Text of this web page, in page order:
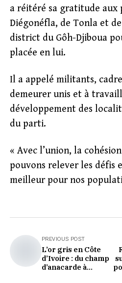
a réitéré sa gratitude aux
Diégonéfla, de Tonla et
district du Gôh-Djiboua
placée en lui.
Il a appelé militants,
demeurer unis et à
développement des
du parti.
« Avec l’union, la
pouvons relever les défis
meilleur pour nos
PREVIOUS POST
L’or gris en Côte
d’Ivoire : du champ
d’anacarde à